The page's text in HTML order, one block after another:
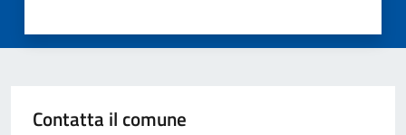
Contatta il comune